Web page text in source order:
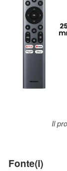
Il
Fonte(i)